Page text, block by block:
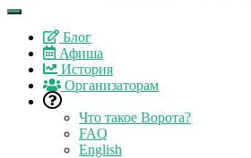
Блог
Афиша
История
Организаторам
Что такое Ворота?
FAQ
English